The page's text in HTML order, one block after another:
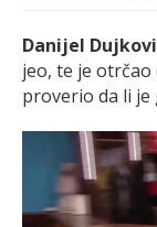
Danijel
jeo, te je otrčao
proverio da li je